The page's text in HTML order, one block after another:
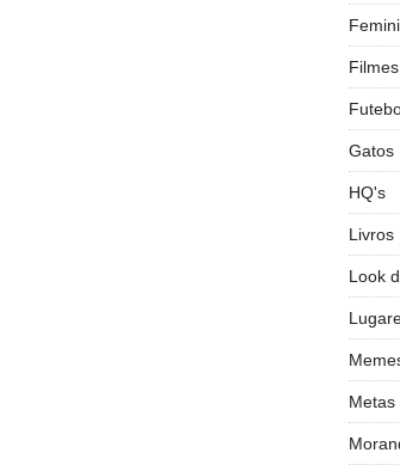
Filmes
Gatos
HQ's
Livros
Look
Metas